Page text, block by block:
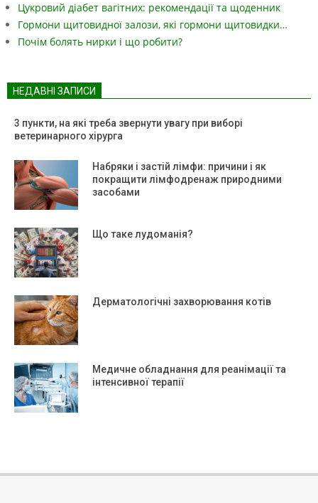
Цукровий діабет вагітних: рекомендації та щоденник
Гормони щитовидної залози, які гормони щитовидки…
Почім болять нирки і що робити?
НЕДАВНІ ЗАПИСИ
3 пункти, на які треба звернути увагу при виборі
ветеринарного хірурга
Набряки і застій лімфи: причини і як
покращити лімфодренаж природними
засобами
Що таке лудоманія?
Дерматологічні захворювання котів
Медичне обладнання для реанімації та
інтенсивної терапії